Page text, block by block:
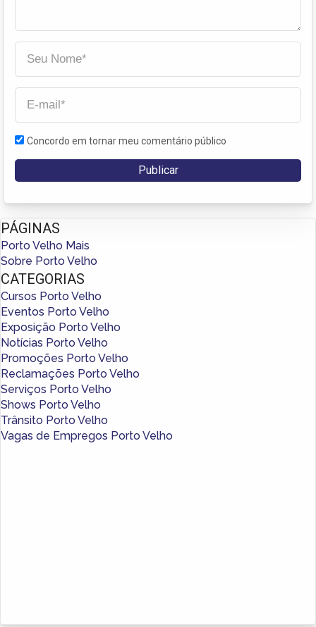
Concordo em tornar meu comentário público
PÁGINAS
Porto Velho Mais
Sobre Porto Velho
CATEGORIAS
Cursos Porto Velho
Eventos Porto Velho
Exposição Porto Velho
Notícias Porto Velho
Promoções Porto Velho
Reclamações Porto Velho
Serviços Porto Velho
Shows Porto Velho
Trânsito Porto Velho
Vagas de Empregos Porto Velho